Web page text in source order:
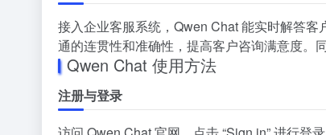
接入企业客服系统，Qwen Chat 能实时解答
通的连贯性和准确性，提高客户咨询满意度。
Qwen Chat 使用方法
注册与登录